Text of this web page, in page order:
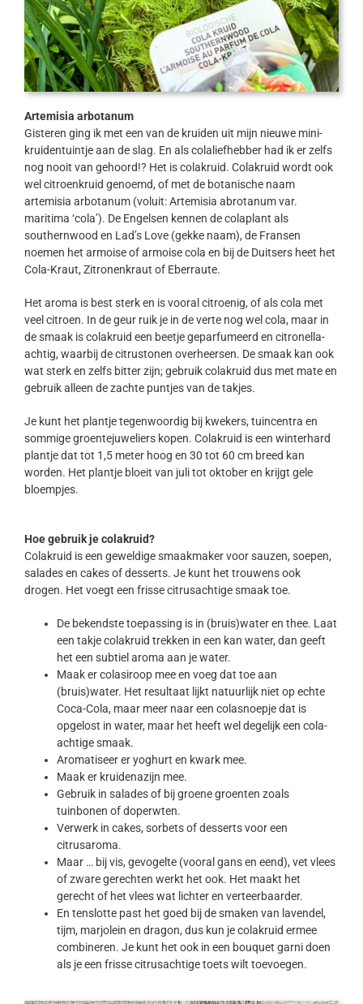
Artemisia arbotanum
Gisteren ging ik met een van de kruiden uit mijn nieuwe mini-
kruidentuintje aan de slag. En als colaliefhebber had ik er zelfs
nog nooit van gehoord!? Het is colakruid. Colakruid wordt ook
wel citroenkruid genoemd, of met de botanische naam
artemisia arbotanum (voluit: Artemisia abrotanum var.
maritima ‘cola’). De Engelsen kennen de colaplant als
southernwood en Lad’s Love (gekke naam), de Fransen
noemen het armoise of armoise cola en bij de Duitsers heet het
Cola-Kraut, Zitronenkraut of Eberraute.
Het aroma is best sterk en is vooral citroenig, of als cola met
veel citroen. In de geur ruik je in de verte nog wel cola, maar in
de smaak is colakruid een beetje geparfumeerd en citronella-
achtig, waarbij de citrustonen overheersen. De smaak kan ook
wat sterk en zelfs bitter zijn; gebruik colakruid dus met mate en
gebruik alleen de zachte puntjes van de takjes.
Je kunt het plantje tegenwoordig bij kwekers, tuincentra en
sommige groentejuweliers kopen. Colakruid is een winterhard
plantje dat tot 1,5 meter hoog en 30 tot 60 cm breed kan
worden. Het plantje bloeit van juli tot oktober en krijgt gele
bloempjes.
Hoe gebruik je colakruid?
Colakruid is een geweldige smaakmaker voor sauzen, soepen,
salades en cakes of desserts. Je kunt het trouwens ook
drogen. Het voegt een frisse citrusachtige smaak toe.
De bekendste toepassing is in (bruis)water en thee. Laat
een takje colakruid trekken in een kan water, dan geeft
het een subtiel aroma aan je water.
Maak er colasiroop mee en voeg dat toe aan
(bruis)water. Het resultaat lijkt natuurlijk niet op echte
Coca-Cola, maar meer naar een colasnoepje dat is
opgelost in water, maar het heeft wel degelijk een cola-
achtige smaak.
Aromatiseer er yoghurt en kwark mee.
Maak er kruidenazijn mee.
Gebruik in salades of bij groene groenten zoals
tuinbonen of doperwten.
Verwerk in cakes, sorbets of desserts voor een
citrusaroma.
Maar … bij vis, gevogelte (vooral gans en eend), vet vlees
of zware gerechten werkt het ook. Het maakt het
gerecht of het vlees wat lichter en verteerbaarder.
En tenslotte past het goed bij de smaken van lavendel,
tijm, marjolein en dragon, dus kun je colakruid ermee
combineren. Je kunt het ook in een bouquet garni doen
als je een frisse citrusachtige toets wilt toevoegen.